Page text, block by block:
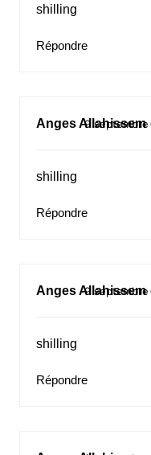
shilling
Répondre
Anges Allahissem
9 septembre
shilling
Répondre
Anges Allahissem
9 septembre
shilling
Répondre